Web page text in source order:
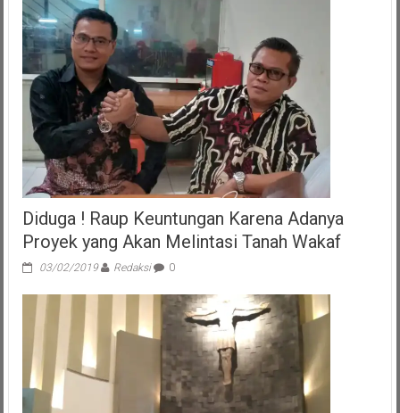
Diduga ! Raup Keuntungan Karena Adanya
Proyek yang Akan Melintasi Tanah Wakaf
03/02/2019 Redaksi 0